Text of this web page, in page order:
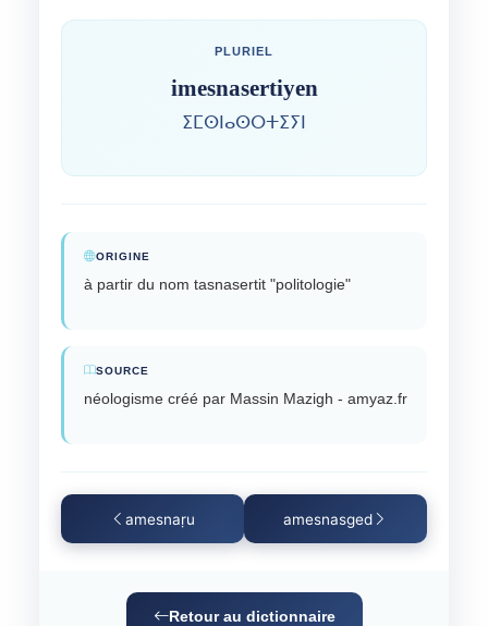
PLURIEL
imesnasertiyen
ⵉⵎⵙⵏⴰⵙⵔⵜⵉⵢⵏ
ORIGINE
à partir du nom tasnasertit "politologie"
SOURCE
néologisme créé par Massin Mazigh - amyaz.fr
amesnaṛu amesnasged
Retour au dictionnaire